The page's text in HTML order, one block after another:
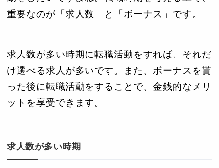
重要なのが「求人数」と「ボーナス」です。
求人数が多い時期に転職活動をすれば、それだ
け選べる求人が多いです。また、ボーナスを貰
った後に転職活動をすることで、金銭的なメリ
ットを享受できます。
求人数が多い時期